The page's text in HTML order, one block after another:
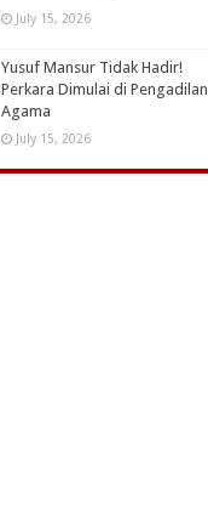
July 15, 2026
Yusuf Mansur Tidak Hadir!
Perkara Dimulai di Pengadilan
Agama
July 15, 2026